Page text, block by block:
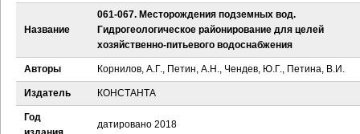
ы
з
д
е
Название
061-067. Месторождения подземных вод.
Гидрогеологическое районирование для целей
хозяйственно-питьевого водоснабжения
Авторы Корнилов, А.Г., Петин, А.Н., Чендев, Ю.Г., Петина, В.И.
Издатель КОНСТАНТА
Год
датировано 2018